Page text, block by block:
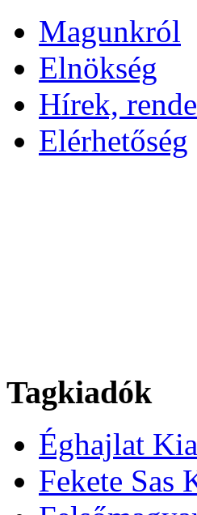
Magunkról
Elnökség
Hírek,
Elérhetőség
Tagkiadók
Éghajlat
Fekete Sas